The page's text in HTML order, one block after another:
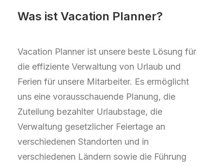
Was ist Vacation Planner?
Vacation Planner ist unsere beste Lösung für
die effiziente Verwaltung von Urlaub und
Ferien für unsere Mitarbeiter. Es ermöglicht
uns eine vorausschauende Planung, die
Zuteilung bezahlter Urlaubstage, die
Verwaltung gesetzlicher Feiertage an
verschiedenen Standorten und in
verschiedenen Ländern sowie die Führung